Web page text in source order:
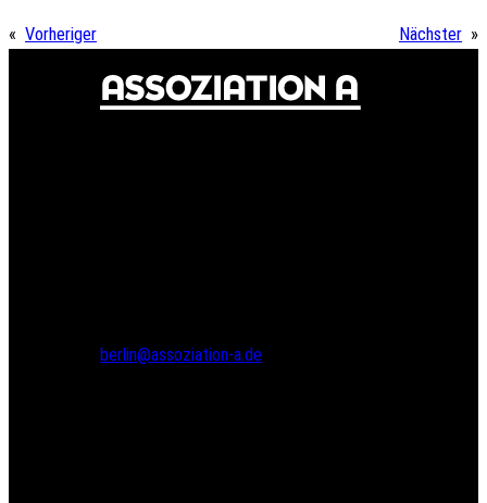
« Vorheriger Nächster »
berlin@assoziation-a.de